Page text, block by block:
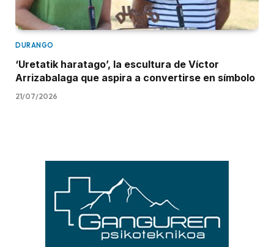
DURANGO
‘Uretatik haratago’, la escultura de Víctor
Arrizabalaga que aspira a convertirse en símbolo
21/07/2026